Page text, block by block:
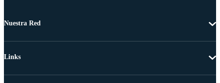
Nuestra Red
Links